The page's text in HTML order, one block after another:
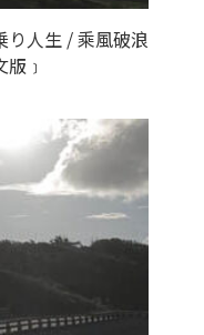
り人生 / 乘風破浪
﹞